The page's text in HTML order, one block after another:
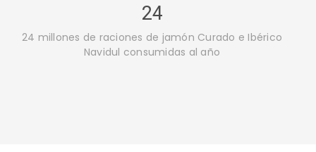
24
24 millones de raciones de jamón Curado e Ibérico
Navidul consumidas al año